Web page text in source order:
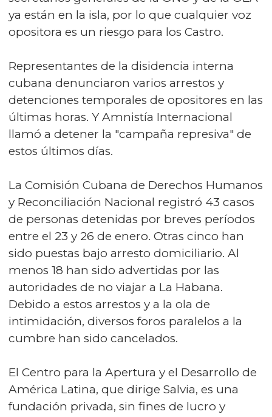
ya están en la isla, por lo que cualquier voz
opositora es un riesgo para los Castro.
Representantes de la disidencia interna
cubana denunciaron varios arrestos y
detenciones temporales de opositores en las
últimas horas. Y Amnistía Internacional
llamó a detener la "campaña represiva" de
estos últimos días.
La Comisión Cubana de Derechos Humanos
y Reconciliación Nacional registró 43 casos
de personas detenidas por breves períodos
entre el 23 y 26 de enero. Otras cinco han
sido puestas bajo arresto domiciliario. Al
menos 18 han sido advertidas por las
autoridades de no viajar a La Habana.
Debido a estos arrestos y a la ola de
intimidación, diversos foros paralelos a la
cumbre han sido cancelados.
El Centro para la Apertura y el Desarrollo de
América Latina, que dirige Salvia, es una
fundación privada, sin fines de lucro y